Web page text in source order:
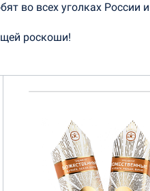
во всех уголках России
роскоши!